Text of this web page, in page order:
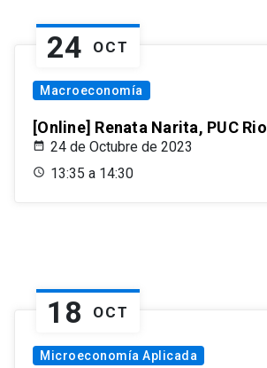
24 OCT
Macroeconomía
[Online] Renata Narita, PUC Rio
24 de Octubre de 2023
13:35 a 14:30
18 OCT
Microeconomía Aplicada